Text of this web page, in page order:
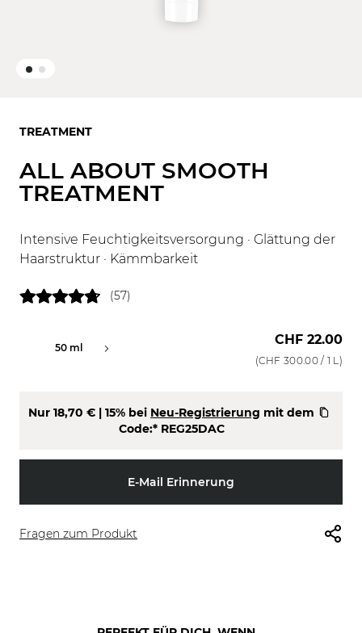
TREATMENT
ALL ABOUT SMOOTH
TREATMENT
Intensive Feuchtigkeitsversorgung · Glättung der
Haarstruktur · Kämmbarkeit
(57)
50 ml 1000 ml
CHF 22.00
(CHF 300.00/ 1 L)
Nur 18,70 € | 15% bei Neu-Registrierung mit dem
Code:* REG25DAC
E-Mail Erinnerung
Fragen zum Produkt